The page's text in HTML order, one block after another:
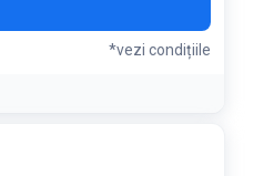
*vezi condițiile